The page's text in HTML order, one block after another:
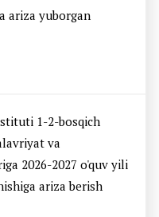
ariza yuborgan
1-2-bosqich
va
2026-2027 o'quv yili
ariza berish